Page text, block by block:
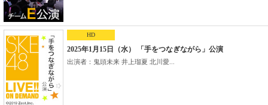
HD
2025年1月15日（水） 「手をつなぎながら」公演
出演者：鬼頭未来 井上瑠夏 北川愛...